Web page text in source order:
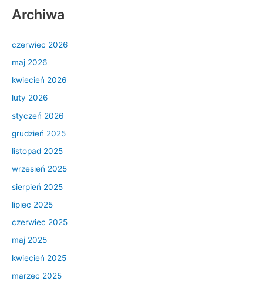
Archiwa
czerwiec 2026
maj 2026
kwiecień 2026
luty 2026
styczeń 2026
grudzień 2025
listopad 2025
wrzesień 2025
sierpień 2025
lipiec 2025
czerwiec 2025
maj 2025
kwiecień 2025
marzec 2025